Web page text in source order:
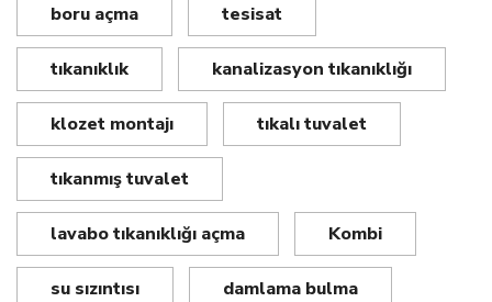
boru açma tesisat
tıkanıklık kanalizasyon tıkanıklığı
klozet montajı tıkalı tuvalet
tıkanmış tuvalet
lavabo tıkanıklığı açma Kombi
su sızıntısı damlama bulma